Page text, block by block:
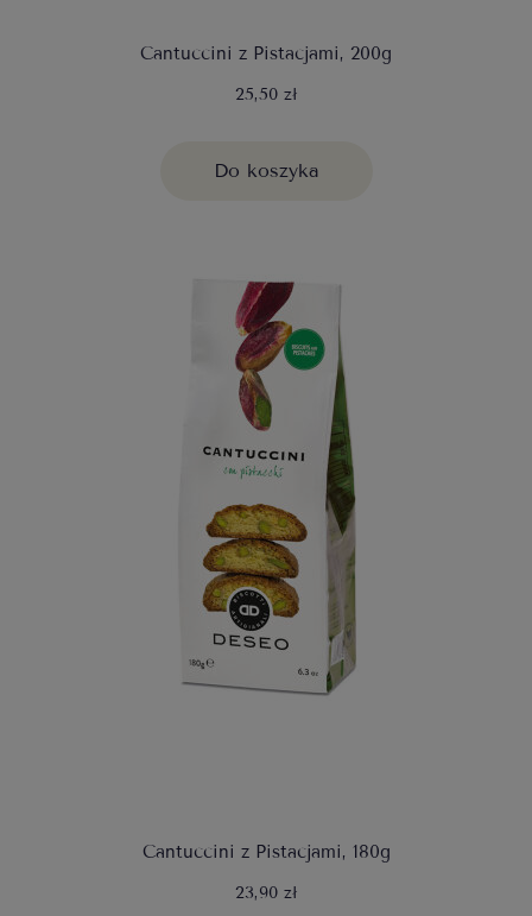
Cantuccini z Pistacjami, 200g
25,50 zł
Do koszyka
Cantuccini z Pistacjami, 180g
23,90 zł